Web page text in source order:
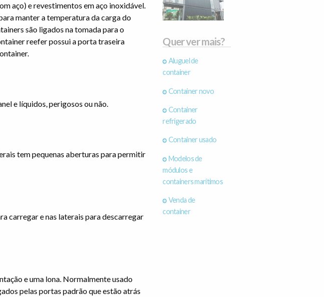
aço) e revestimentos em aço inoxidável.
manter a temperatura da carga do
são ligados na tomada para o
reefer possui a porta traseira
e líquidos, perigosos ou não.
tem pequenas aberturas para permitir
carregar e nas laterais para descarregar
e uma lona. Normalmente usado
pelas portas padrão que estão atrás
Quer ver mais?
Aluguel de
container
Container novo
Container
refrigerado
Container usado
Modelos de
módulos e
containers marítimos
Venda de
container